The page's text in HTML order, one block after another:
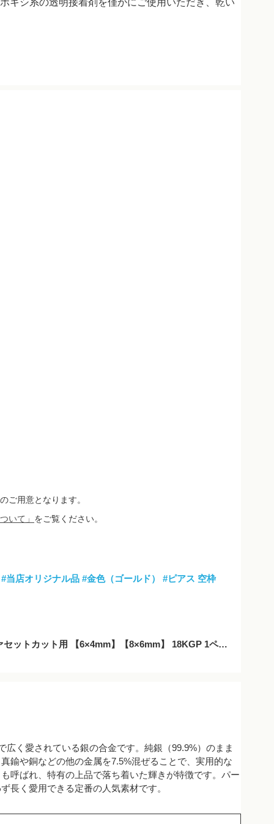
キシ系の透明接着剤を僅かにご使用いただき、乾い
ご用意となります。
いて」 をご覧ください。
#当店オリジナル品 #金色（ゴールド） #ピアス 空枠
ット用 【6×4mm】【8×6mm】 18KGP 1ペア(2ピース)
く愛されている銀の合金です。純銀（99.9%）のまま
鍮や銅などの他の金属を7.5%混ぜることで、実用的な
呼ばれ、特有の上品で落ち着いた輝きが特徴です。パー
長く愛用できる定番の人気素材です。